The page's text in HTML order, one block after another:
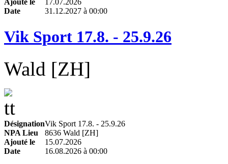
Ajouté le
17.07.2026
Date
31.12.2027 à 00:00
Vik Sport 17.8. - 25.9.26
Wald [ZH]
DésignationVik Sport 17.8. - 25.9.26
NPA Lieu
8636 Wald [ZH]
Ajouté le
15.07.2026
Date
16.08.2026 à 00:00